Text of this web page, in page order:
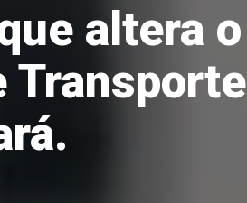
altera o
Transporte